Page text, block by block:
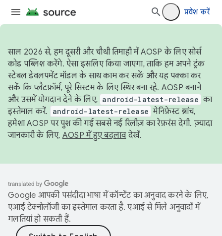
प्रवेश करें
साल 2026 से, हम दूसरी और चौथी तिमाही में AOSP के लिए सोर्स
कोड पब्लिश करेंगे. ऐसा इसलिए किया जाएगा, ताकि हम अपने ट्रंक
स्टेबल डेवलपमेंट मॉडल के साथ काम कर सकें और यह पक्का कर
सकें कि प्लैटफ़ॉर्म, पूरे सिस्टम के लिए स्थिर बना रहे. AOSP बनाने
और उसमें योगदान देने के लिए, android-latest-release का
इस्तेमाल करें.
android-latest-release मेनिफ़ेस्ट ब्रांच,
हमेशा AOSP पर पुश की गई सबसे नई रिलीज़ का रेफ़रंस देगी. ज़्यादा
जानकारी के लिए, AOSP में हुए बदलावदेखें.
Google आपकी पसंदीदा भाषा में कॉन्टेंट का अनुवाद करने के लिए,
एआई टेक्नोलॉजी का इस्तेमाल करता है. एआई से मिले अनुवादों में
गलतियां हो सकती हैं.